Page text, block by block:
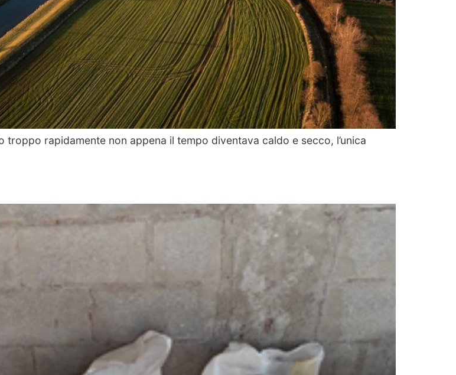
rapidamente non appena il tempo diventava caldo e secco, l’unica